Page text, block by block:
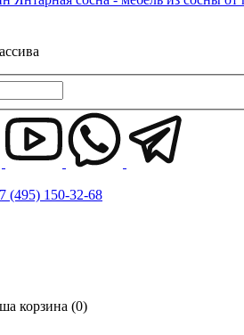
(495) 150-32-68
корзина (0)